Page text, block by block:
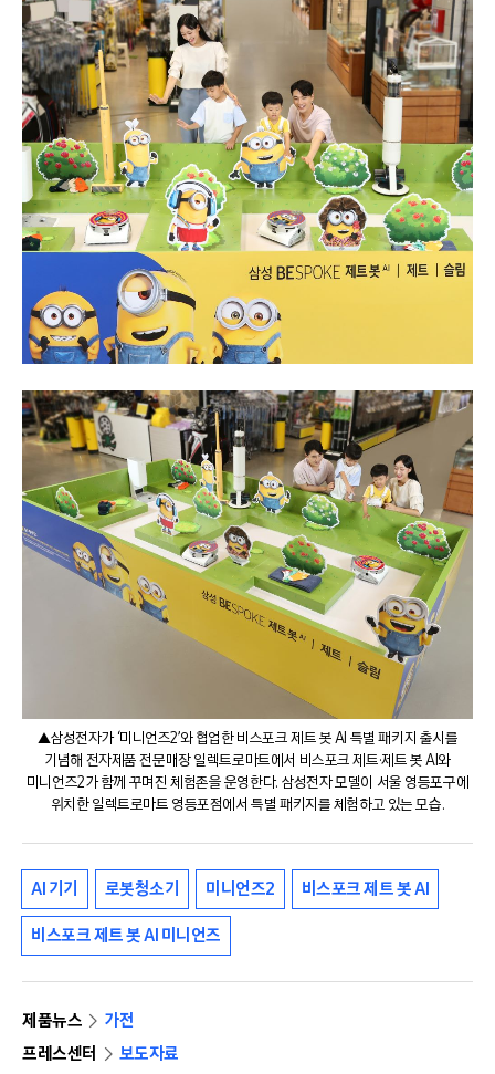
▲삼성전자가 ‘미니언즈2’와 협업한 비스포크 제트 봇 AI 특별 패키지 출시를
기념해 전자제품 전문매장 일렉트로마트에서 비스포크 제트·제트 봇 AI와
미니언즈2가 함께 꾸며진 체험존을 운영한다. 삼성전자 모델이 서울 영등포구에
위치한 일렉트로마트 영등포점에서 특별 패키지를 체험하고 있는 모습.
AI 기기 로봇청소기 미니언즈2 비스포크 제트 봇 AI
비스포크 제트 봇 AI 미니언즈
제품뉴스
가전
프레스센터
보도자료